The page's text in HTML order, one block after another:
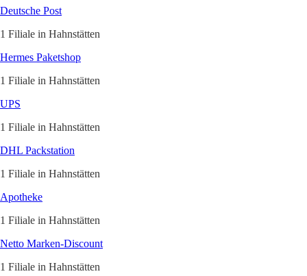
Deutsche Post
1 Filiale in Hahnstätten
Hermes Paketshop
1 Filiale in Hahnstätten
UPS
1 Filiale in Hahnstätten
DHL Packstation
1 Filiale in Hahnstätten
Apotheke
1 Filiale in Hahnstätten
Netto Marken-Discount
1 Filiale in Hahnstätten